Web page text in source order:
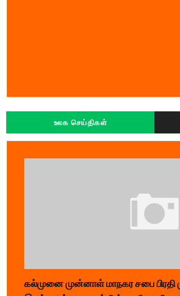
உலக செய்திகள்
கல்முனை முன்னாள் மாநகர சபை